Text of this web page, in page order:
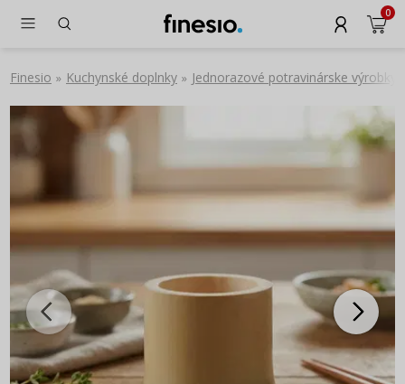
0
Finesio » Kuchynské doplnky » Jednorazové potravinárske výrobky